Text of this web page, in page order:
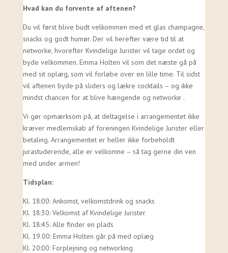
Hvad kan du forvente af aftenen?
Du vil først blive budt velkommen med et glas champagne,
snacks og godt humør. Der vil herefter være tid til at
networke, hvorefter Kvindelige Jurister vil tage ordet og
byde velkommen. Emma Holten vil som det næste gå på
med sit oplæg, som vil forløbe over en lille time. Til sidst
vil aftenen byde på sliders og lækre cocktails – og ikke
mindst chancen for at blive hængende og networke .
Vi gør opmærksom på, at deltagelse i arrangementet ikke
kræver medlemskab af foreningen Kvindelige Jurister eller
betaling. Arrangementet er heller ikke forbeholdt
jurastuderende, alle er velkomne – så tag gerne din ven
med under armen!
Tidsplan:
Kl. 18:00: Ankomst, velkomstdrink og snacks
Kl. 18:30: Velkomst af Kvindelige Jurister
Kl. 18:45: Alle finder en plads
Kl. 19.00: Emma Holten går på med oplæg
Kl. 20:00: Forplejning og networking